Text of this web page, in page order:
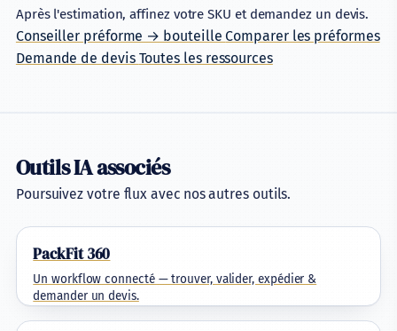
Après l'estimation, affinez votre SKU et demandez un devis.
Conseiller préforme → bouteilleComparer les préformes
Demande de devis Toutes les ressources
Outils IA associés
Poursuivez votre flux avec nos autres outils.
PackFit 360
Un workflow connecté — trouver, valider, expédier &
demander un devis.